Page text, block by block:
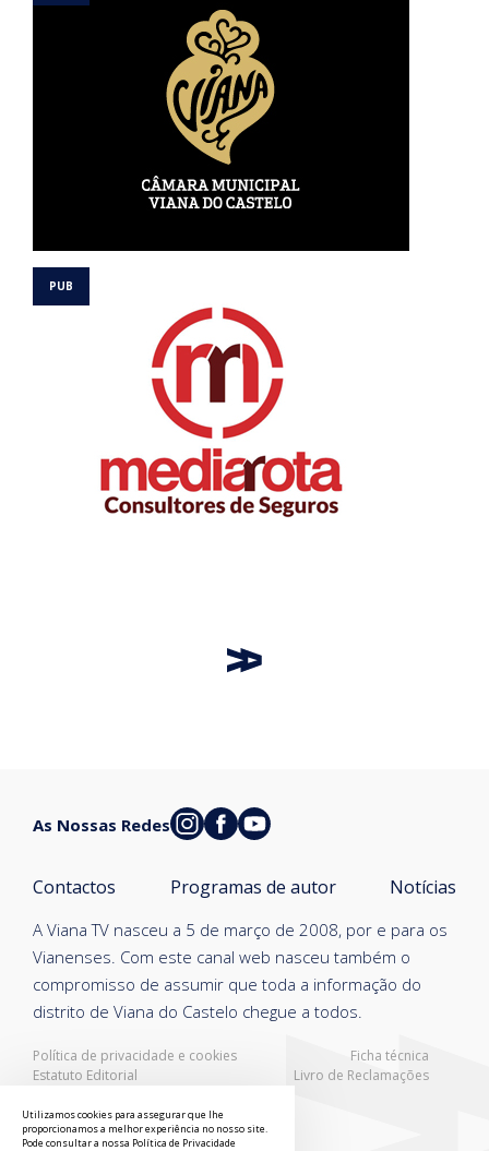
Política de privacidade e cookies
Ficha técnica
Estatuto Editorial
Livro de Reclamações
A Viana TV nasceu a 5 de março de 2008, por e para os
Vianenses. Com este canal web nasceu também o
compromisso de assumir que toda a informação do
distrito de Viana do Castelo chegue a todos.
Contactos Programas de autor Notícias
As Nossas Redes
Utilizamos cookies para assegurar que lhe
proporcionamos a melhor experiência no nosso site.
Pode consultar a nossa Política de Privacidade